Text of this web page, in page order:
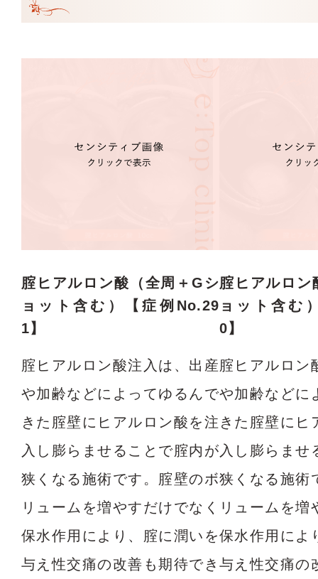
腟ヒアルロン酸（全周＋Gシ
ョット含む）【症例No.29
1】
腟ヒアルロン酸注入は、出産
や加齢などによってゆるんで
きた腟壁にヒアルロン酸を注
入し膨らませることで腟内が
狭くなる施術です。腟壁のボ
リュームを増やすだけでなく
保水作用により、腟に潤いを
与え性交痛の改善も期待でき
腟ヒアルロン
ョット含む
0】
腟ヒアルロン
や加齢などに
きた腟壁にヒ
入し膨らませ
狭くなる施術
リュームを増
保水作用によ
与え性交痛の